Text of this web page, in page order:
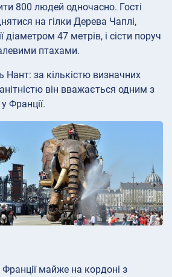
800 людей одночасно. Гості
на гілки Дерева Чаплі,
діаметром 47 метрів, і сісти поруч
птахами.
за кількістю визначних
він вважається одним з
Франції.
Франції майже на кордоні з